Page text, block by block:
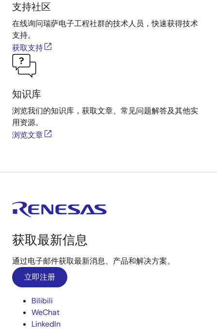
支持社区
在线询问瑞萨电子工程社群的技术人员，快速获得技术
支持。
获取支持
知识库
浏览我们的知识库，获取文章、常见问题解答及其他实
用资源。
浏览文章
获取最新信息
通过电子邮件获取最新消息、产品和解决方案。
立即注册
Bilibili
WeChat
LinkedIn